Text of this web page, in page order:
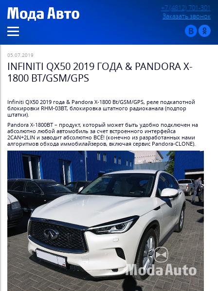
+7 (4812) 701-301
Заказать звонок
05.07.2019
INFINITI QX50 2019 ГОДА & PANDORA X-
1800 BT/GSM/GPS
Infiniti QX50 2019 года & Pandora X-1800 Bt/GSM/GPS, реле подкапотной
блокировки RHM-03BT, блокировка штатного радиоканала (подпор
штатки).
Pandora X-1800BT – продукт, который может быть удобно подключен на
абсолютно любой автомобиль за счет встроенного интерфейса
2CAN+2LIN и заводит абсолютно ВСЁ! (конечно из разработанных нами
алгоритмов обхода иммобилайзеров, включая сервис Pandora-CLONE).